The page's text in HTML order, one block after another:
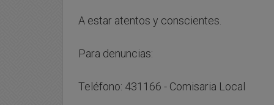
A estar atentos y conscientes.
Para denuncias:
Teléfono: 431166 - Comisaria Local